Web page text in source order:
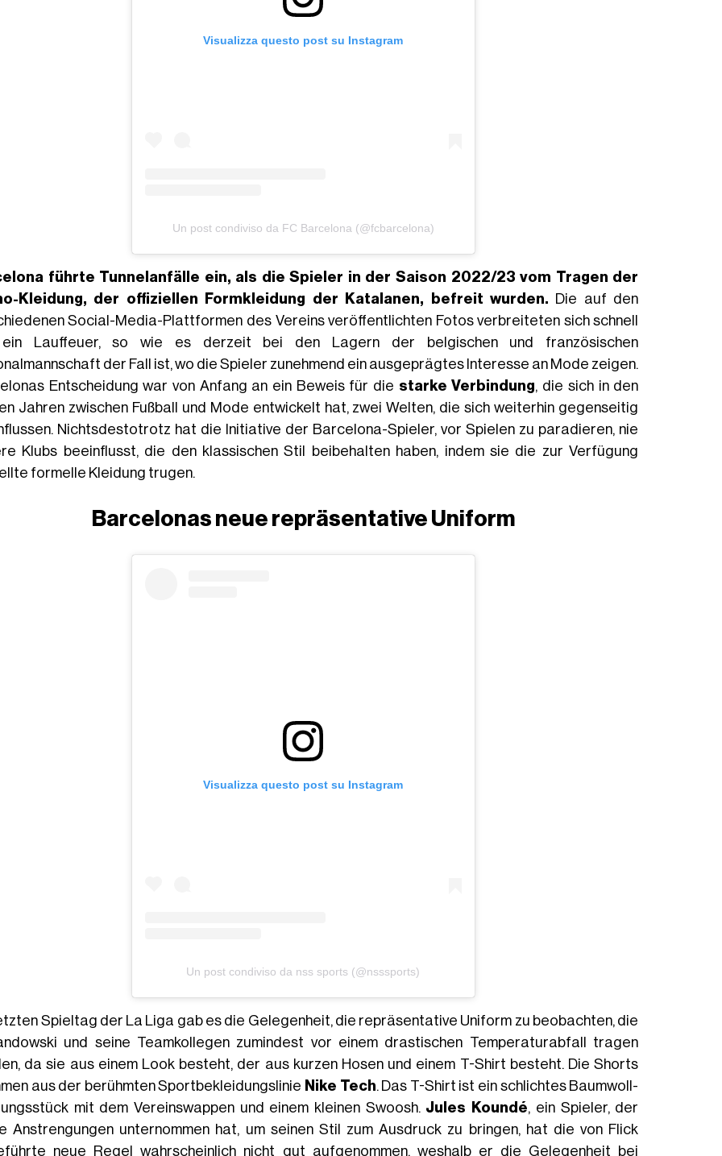
Visualizza questo post su Instagram
Un post condiviso da FC Barcelona (@fcbarcelona)
führte Tunnelanfälle ein, als die Spieler in der Saison 2022/23 vom Tragen der
Kleidung, der offiziellen Formkleidung der Katalanen, befreit wurden. Die auf den
Social-Media-Plattformen des Vereins veröffentlichten Fotos verbreiteten sich schnell
Lauffeuer, so wie es derzeit bei den Lagern der belgischen und französischen
der Fall ist, wo die Spieler zunehmend ein ausgeprägtes Interesse an Mode zeigen.
Entscheidung war von Anfang an ein Beweis für die starke Verbindung , die sich in den
Jahren zwischen Fußball und Mode entwickelt hat, zwei Welten, die sich weiterhin gegenseitig
Nichtsdestotrotz hat die Initiative der Barcelona-Spieler, vor Spielen zu paradieren, nie
Klubs beeinflusst, die den klassischen Stil beibehalten haben, indem sie die zur Verfügung
formelle Kleidung trugen.
Barcelonas neue repräsentative Uniform
Visualizza questo post su Instagram
Un post condiviso da nss sports (@nsssports)
Spieltag der La Liga gab es die Gelegenheit, die repräsentative Uniform zu beobachten, die
und seine Teamkollegen zumindest vor einem drastischen Temperaturabfall tragen
da sie aus einem Look besteht, der aus kurzen Hosen und einem T-Shirt besteht. Die Shorts
aus der berühmten Sportbekleidungslinie Nike Tech. Das T-Shirt ist ein schlichtes Baumwoll-
mit dem Vereinswappen und einem kleinen Swoosh. Jules Koundé, ein Spieler, der
Anstrengungen unternommen hat, um seinen Stil zum Ausdruck zu bringen, hat die von Flick
neue Regel wahrscheinlich nicht gut aufgenommen, weshalb er die Gelegenheit bei